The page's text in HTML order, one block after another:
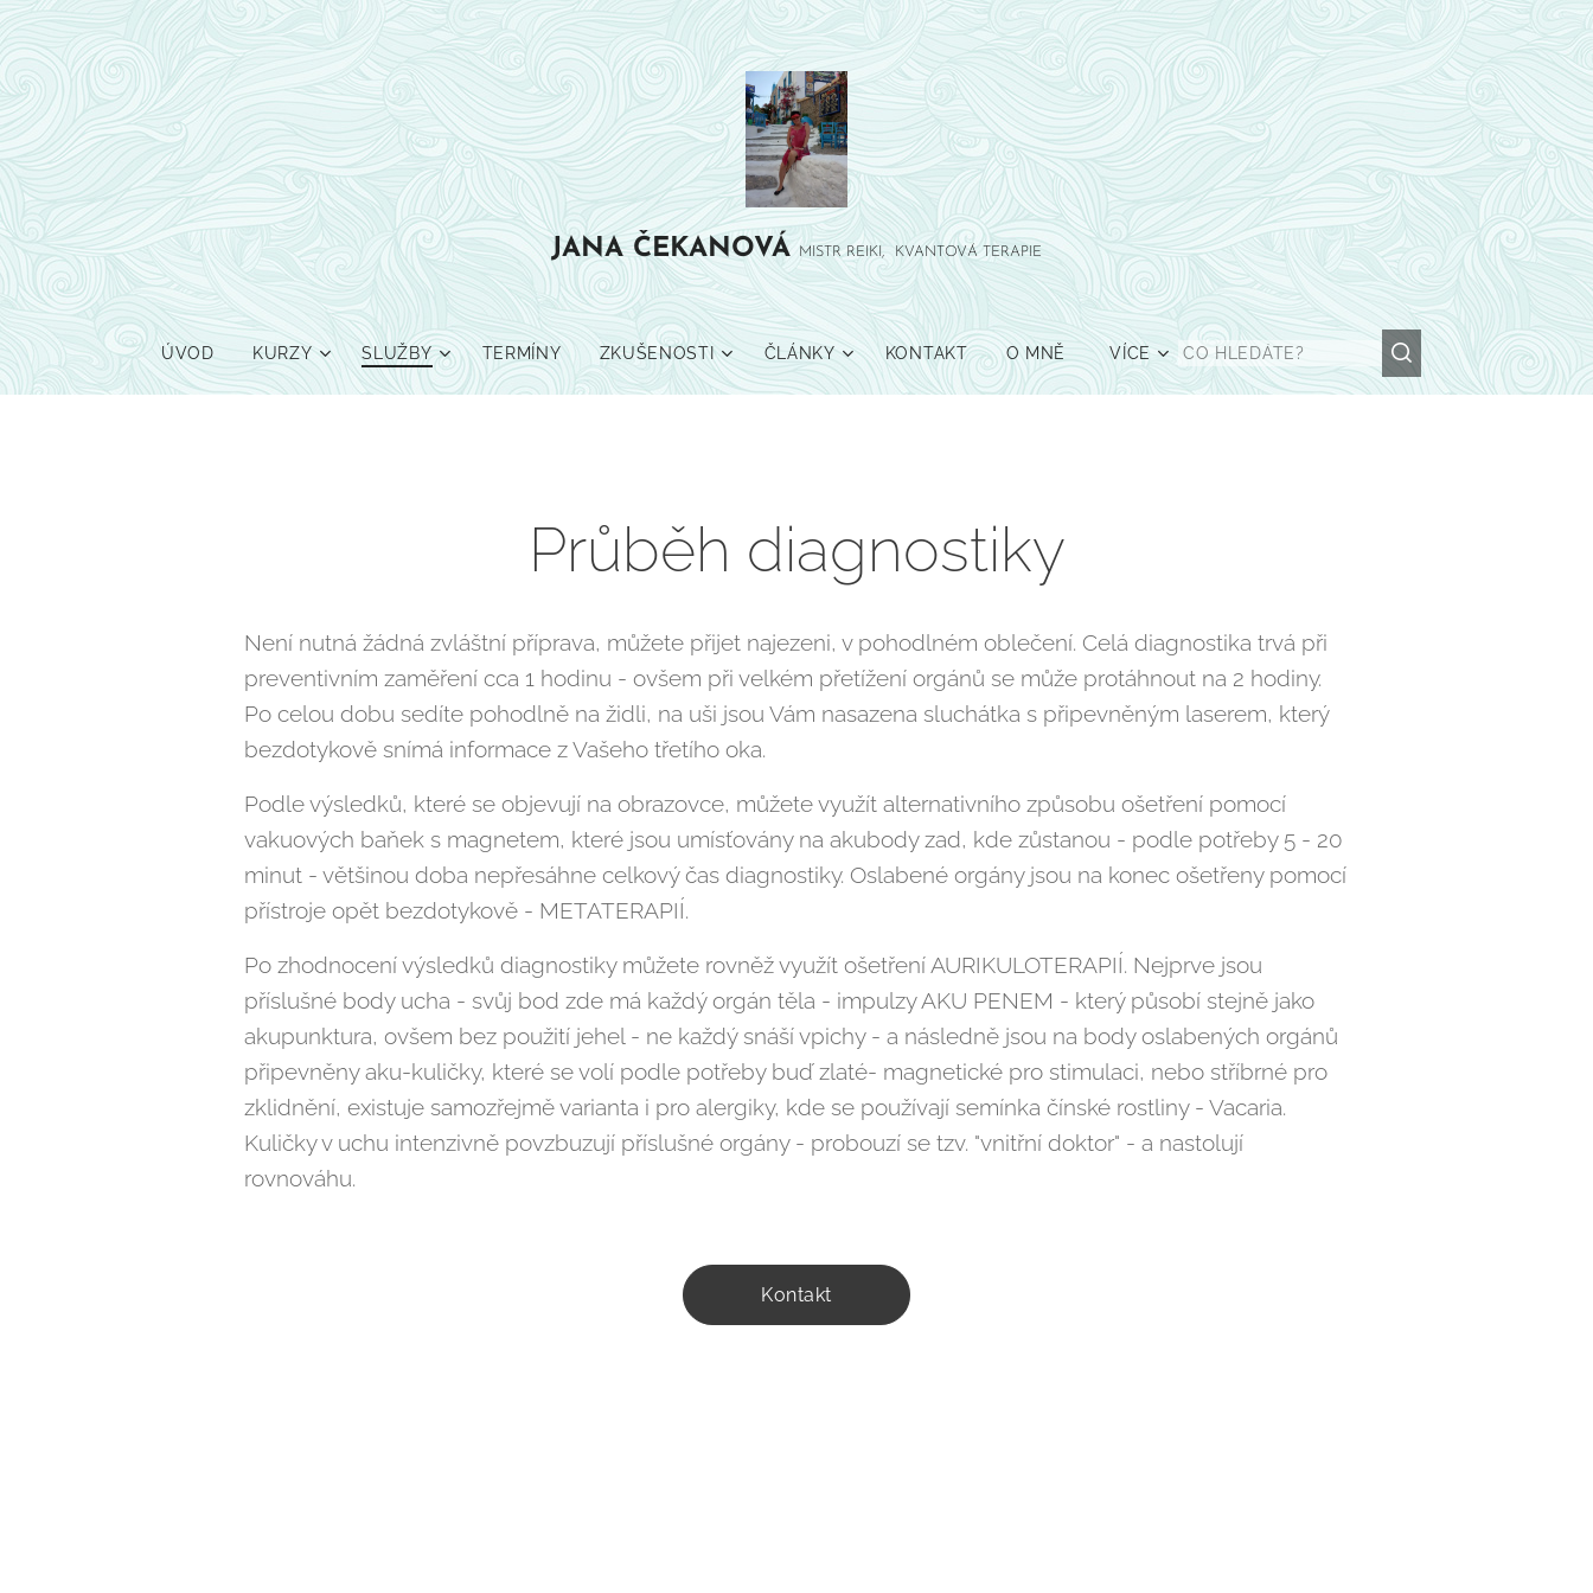
JANAČEKANOVÁ MISTR REIKI, KVANTOVÁ TERAPIE
ÚVOD KURZY SLUŽBY TERMÍNY ZKUŠENOSTI ČLÁNKY KONTAKT O MNĚ VÍCE
Průběh diagnostiky
Není nutná žádná zvláštní příprava, můžete přijet najezeni, v pohodlném oblečení. Celá diagnostika trvá při
preventivním zaměření cca 1 hodinu - ovšem při velkém přetížení orgánů se může protáhnout na 2 hodiny.
Po celou dobu sedíte pohodlně na židli, na uši jsou Vám nasazena sluchátka s připevněným laserem, který
bezdotykově snímá informace z Vašeho třetího oka.
Podle výsledků, které se objevují na obrazovce, můžete využít alternativního způsobu ošetření pomocí
vakuových baňek s magnetem, které jsou umísťovány na akubody zad, kde zůstanou - podle potřeby 5 - 20
minut - většinou doba nepřesáhne celkový čas diagnostiky. Oslabené orgány jsou na konec ošetřeny pomocí
přístroje opět bezdotykově - METATERAPIÍ.
Po zhodnocení výsledků diagnostiky můžete rovněž využít ošetření AURIKULOTERAPIÍ. Nejprve jsou
příslušné body ucha - svůj bod zde má každý orgán těla - impulzy AKU PENEM - který působí stejně jako
akupunktura, ovšem bez použití jehel - ne každý snáší vpichy - a následně jsou na body oslabených orgánů
připevněny aku-kuličky, které se volí podle potřeby buď zlaté- magnetické pro stimulaci, nebo stříbrné pro
zklidnění, existuje samozřejmě varianta i pro alergiky, kde se používají semínka čínské rostliny - Vacaria.
Kuličky v uchu intenzivně povzbuzují příslušné orgány - probouzí se tzv. "vnitřní doktor" - a nastolují
rovnováhu.
Kontakt